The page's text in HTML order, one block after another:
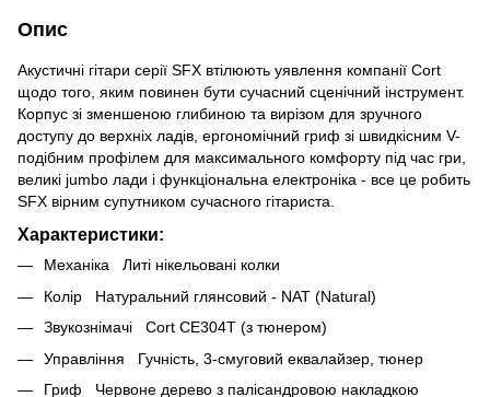
Опис
Акустичні гітари серії SFX втілюють уявлення компанії Cort
щодо того, яким повинен бути сучасний сценічний інструмент.
Корпус зі зменшеною глибиною та вирізом для зручного
доступу до верхніх ладів, ергономічний гриф зі швидкісним V-
подібним профілем для максимального комфорту під час гри,
великі jumbo лади і функціональна електроніка - все це робить
SFX вірним супутником сучасного гітариста.
Характеристики:
Механіка Литі нікельовані колки
Колір Натуральний глянсовий - NAT (Natural)
Звукознімачі Cort CE304T (з тюнером)
Управління Гучність, 3-смуговий еквалайзер, тюнер
Гриф Червоне дерево з палісандровою накладкою